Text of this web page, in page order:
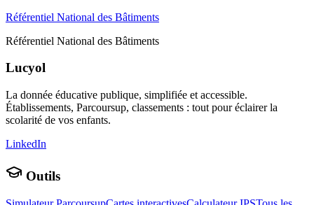
Référentiel National des Bâtiments
Référentiel National des Bâtiments
Lucyol
La donnée éducative publique, simplifiée et accessible.
Établissements, Parcoursup, classements : tout pour éclairer la
scolarité de vos enfants.
LinkedIn
Outils